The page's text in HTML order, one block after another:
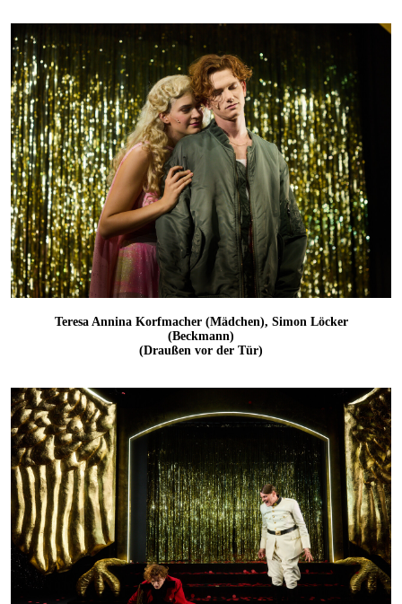
Teresa Annina Korfmacher (Mädchen), Simon Löcker
(Beckmann)
(Draußen vor der Tür)